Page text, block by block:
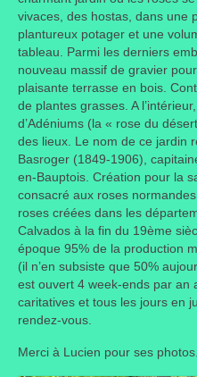
Taille des arbres et
Vannerie
Autres
Bibliothèque
Nouveautés
Revues
Listes
Evénements
Amis jardiniers du
Fête des plantes
vivaces, des hostas, dans une
plantureux potager et une
tableau. Parmi les derniers
nouveau massif de gravier
plaisante terrasse en bois.
de plantes grasses. A
d’Adéniums (la « rose du
des lieux. Le nom de ce jardin
Basroger (1849-1906),
en-Bauptois. Création pour la
consacré aux roses
roses créées dans les
Calvados à la fin du 19ème
époque 95% de la production
(il n’en subsiste que 50%
est ouvert 4 week-ends par an
caritatives et tous les jours en
rendez-vous.
Merci à Lucien pour ses photos.